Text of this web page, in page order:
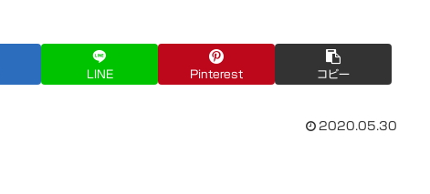
LINE Pinterest コピー
2020.05.30